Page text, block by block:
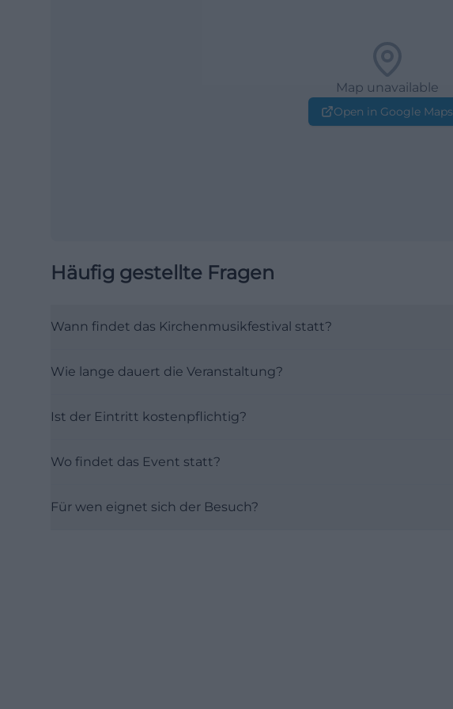
Map unavailable
Open in Google Maps
Häufig gestellte Fragen
Wann findet das Kirchenmusikfestival statt?
Wie lange dauert die Veranstaltung?
Ist der Eintritt kostenpflichtig?
Wo findet das Event statt?
Für wen eignet sich der Besuch?